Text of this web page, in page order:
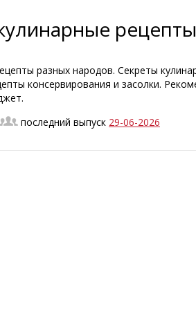
рецепты
разных народов. Секреты
консервирования и засолки.
последний выпуск 29-06-2026